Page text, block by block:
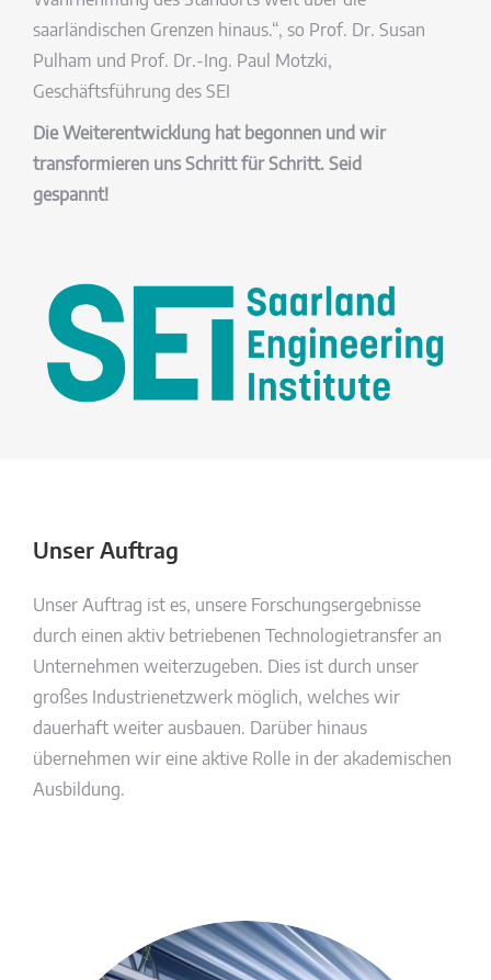
saarländischen Grenzen hinaus.“, so Prof. Dr. Susan
Pulham und Prof. Dr.-Ing. Paul Motzki,
Geschäftsführung des SEI
Die Weiterentwicklung hat begonnen und wir
transformieren uns Schritt für Schritt. Seid
gespannt!
Unser Auftrag
Unser Auftrag ist es, unsere Forschungsergebnisse
durch einen aktiv betriebenen Technologietransfer an
Unternehmen weiterzugeben. Dies ist durch unser
großes Industrienetzwerk möglich, welches wir
dauerhaft weiter ausbauen. Darüber hinaus
übernehmen wir eine aktive Rolle in der akademischen
Ausbildung.